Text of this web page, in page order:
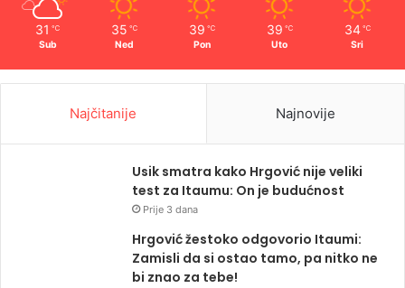
31 ℃
Sub
35 ℃
Ned
39 ℃
Pon
39 ℃
Uto
34 ℃
Sri
Najčitanije Najnovije
Usik smatra kako Hrgović nije veliki
test za Itaumu: On je budućnost
Prije 3 dana
Hrgović žestoko odgovorio Itaumi:
Zamisli da si ostao tamo, pa nitko ne
bi znao za tebe!